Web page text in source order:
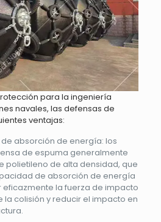
para la ingeniería
navales, las defensas de
ventajas:
absorción de energía: los
de espuma generalmente
polietileno de alta densidad, que
de absorción de energía
la fuerza de impacto
colisión y reducir el impacto en